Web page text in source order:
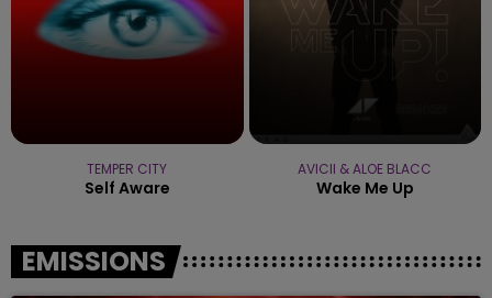
TEMPER CITY
Self Aware
AVICII & ALOE BLACC
Wake Me Up
EMISSIONS